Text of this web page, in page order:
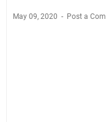
May 09, 2020 Post a